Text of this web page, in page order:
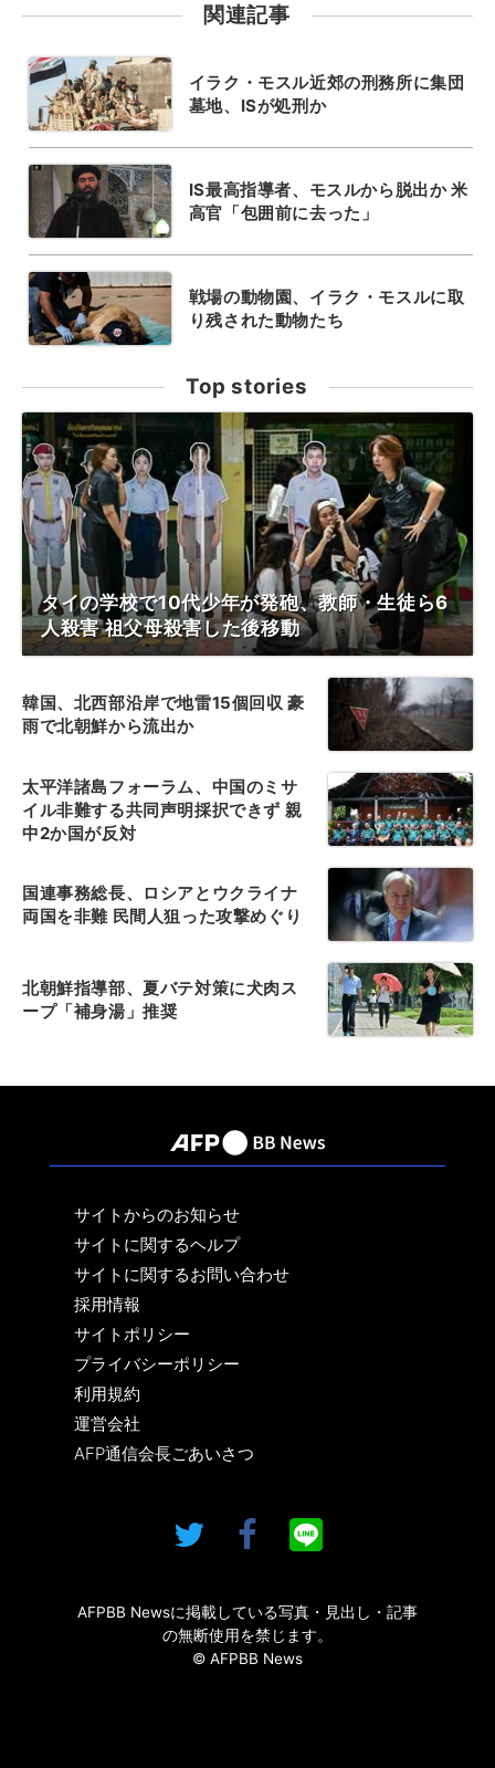
関連記事
イラク・モスル近郊の刑務所に集団
墓地、ISが処刑か
IS最高指導者、モスルから脱出か 米
高官「包囲前に去った」
戦場の動物園、イラク・モスルに取
り残された動物たち
Top stories
タイの学校で10代少年が発砲、教師・生徒ら6
人殺害 祖父母殺害した後移動
韓国、北西部沿岸で地雷15個回収 豪
雨で北朝鮮から流出か
太平洋諸島フォーラム、中国のミサ
イル非難する共同声明採択できず 親
中2か国が反対
国連事務総長、ロシアとウクライナ
両国を非難 民間人狙った攻撃めぐり
北朝鮮指導部、夏バテ対策に犬肉ス
ープ「補身湯」推奨
サイトからのお知らせ
サイトに関するヘルプ
サイトに関するお問い合わせ
採用情報
サイトポリシー
プライバシーポリシー
利用規約
運営会社
AFP通信会長ごあいさつ
AFPBB Newsに掲載している写真・見出し・記事
の無断使用を禁じます。
© AFPBB News